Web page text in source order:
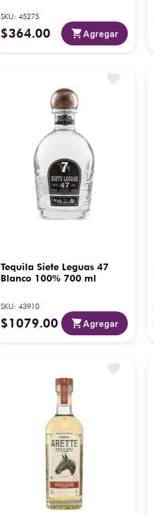
SKU:45275
$364.00 Agregar
Tequila Siete Leguas 47
Blanco 100% 700 ml
SKU:43910
$1079.00 Agregar